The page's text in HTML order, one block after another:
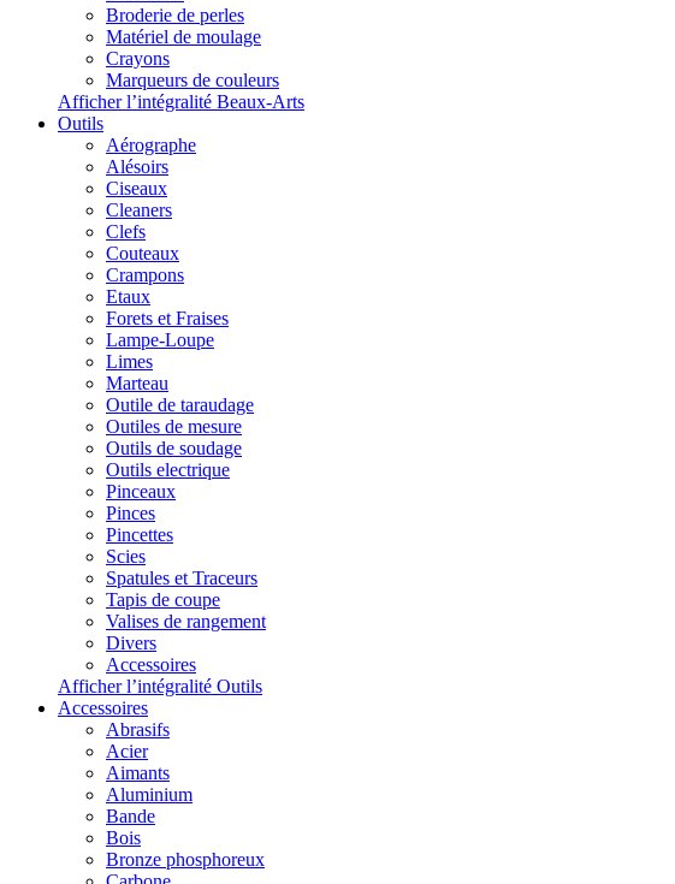
Broderie de perles
Matériel de moulage
Crayons
Marqueurs de couleurs
Afficher l’intégralité Beaux-Arts
Outils
Aérographe
Alésoirs
Ciseaux
Cleaners
Clefs
Couteaux
Crampons
Etaux
Forets et Fraises
Lampe-Loupe
Limes
Marteau
Outile de taraudage
Outiles de mesure
Outils de soudage
Outils electrique
Pinceaux
Pinces
Pincettes
Scies
Spatules et Traceurs
Tapis de coupe
Valises de rangement
Divers
Accessoires
Afficher l’intégralité Outils
Accessoires
Abrasifs
Acier
Aimants
Aluminium
Bande
Bois
Bronze phosphoreux